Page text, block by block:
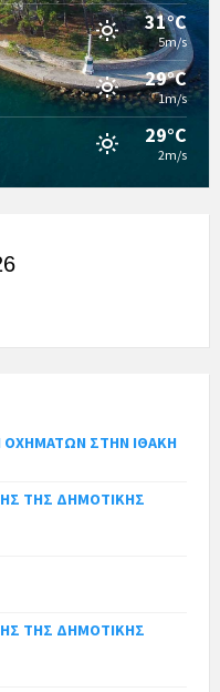
31°C
5m/s
29°C
1m/s
29°C
2m/s
ΟΧΗΜΑΤΩΝ ΣΤΗΝ ΙΘΑΚΗ
ΤΗΣ ΔΗΜΟΤΙΚΗΣ
ΤΗΣ ΔΗΜΟΤΙΚΗΣ